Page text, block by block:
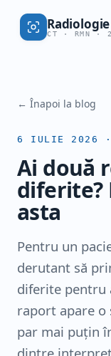
Radiologie
CT · RMN ·
← Înapoi la blog
6 IULIE 2026
Ai două
diferite?
asta
Pentru un
derutant să
diferite pentru
raport apare
par mai puțin